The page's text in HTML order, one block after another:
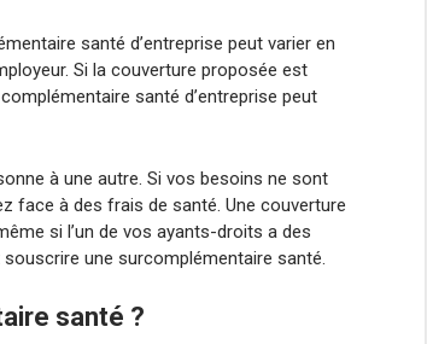
santé d’entreprise peut varier en
Si la couverture proposée est
santé d’entreprise peut
à une autre. Si vos besoins ne sont
face à des frais de santé. Une couverture
si l’un de vos ayants-droits a des
une surcomplémentaire santé.
santé ?